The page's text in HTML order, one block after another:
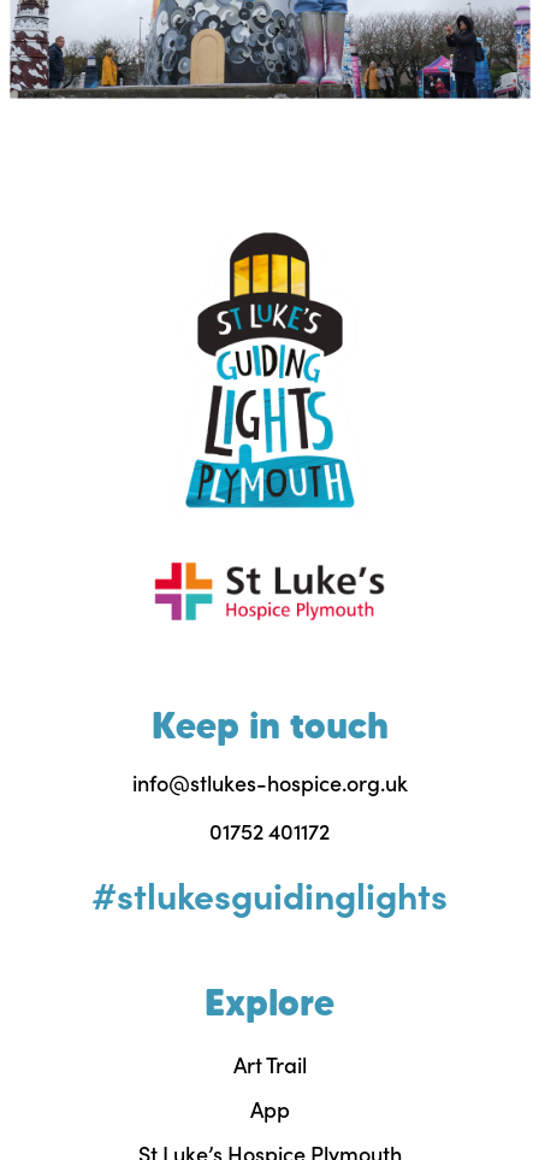
Keep in touch
info@stlukes-hospice.org.uk
01752 401172
#stlukesguidinglights
Explore
Art Trail
App
St Luke’s Hospice Plymouth